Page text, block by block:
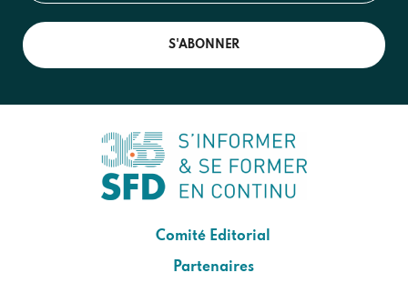
S'ABONNER
Comité Editorial
Partenaires